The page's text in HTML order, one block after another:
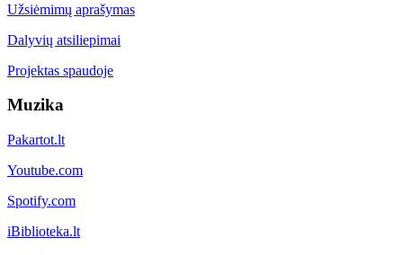
Užsiėmimų aprašymas
Dalyvių atsiliepimai
Projektas spaudoje
Muzika
Pakartot.lt
Youtube.com
Spotify.com
iBiblioteka.lt